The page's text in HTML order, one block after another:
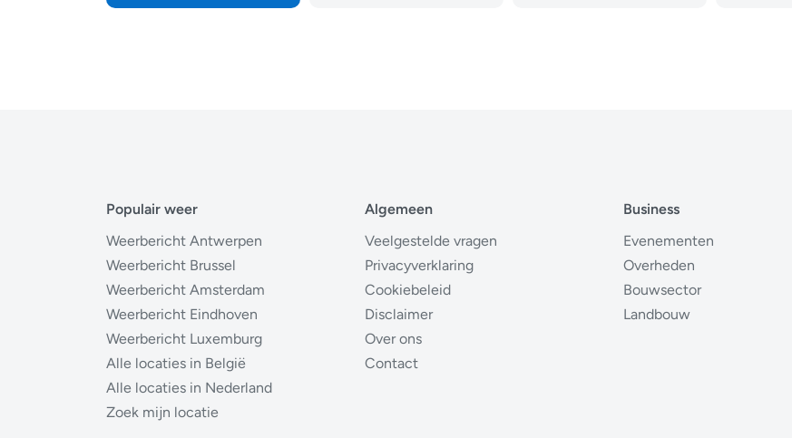
Populair weer
Weerbericht Antwerpen
Weerbericht Brussel
Weerbericht Amsterdam
Weerbericht Eindhoven
Weerbericht Luxemburg
Alle locaties in België
Alle locaties in Nederland
Zoek mijn locatie
Algemeen
Veelgestelde vragen
Privacyverklaring
Cookiebeleid
Disclaimer
Over ons
Contact
Business
Evenementen
Overheden
Bouwsector
Landbouw